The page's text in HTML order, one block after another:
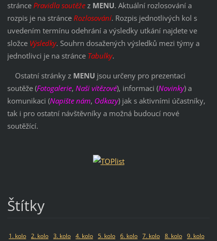
stránce Pravidla soutěžez MENU. Aktuální rozlosování a
rozpis je na stránce Rozlosování. Rozpis jednotlivých kol s
uvedením termínu odehrání a výsledky utkání najdete ve
složce Výsledky. Souhrn dosažených výsledků mezi týmy a
jednotlivci je na stránce Tabulky.
Ostatní stránky z MENU jsou určeny pro prezentaci
soutěže (Fotogalerie, Naši vítězové), informaci (Novinky) a
komunikaci (Napište nám, Odkazy) jak s aktivními účastníky,
tak i pro ostatní návštěvníky a možná budoucí nové
soutěžící.
Štítky
1. kolo 2. kolo 3. kolo 4. kolo 5. kolo 6. kolo 7. kolo 8. kolo 9. kolo